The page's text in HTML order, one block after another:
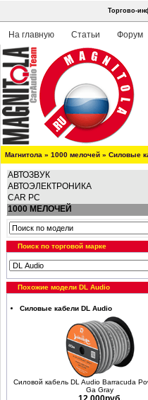
Торгово-
На главную Статьи Форум
Магнитола » 1000 мелочей » Силовые
АВТОЗВУК
АВТОЭЛЕКТРОНИКА
CAR PC
1000 МЕЛОЧЕЙ
Поиск по торговой марке
Похожие модели DL Audio
Силовые кабели DL Audio
Силовой кабель DL Audio Barracuda
Ga Gray